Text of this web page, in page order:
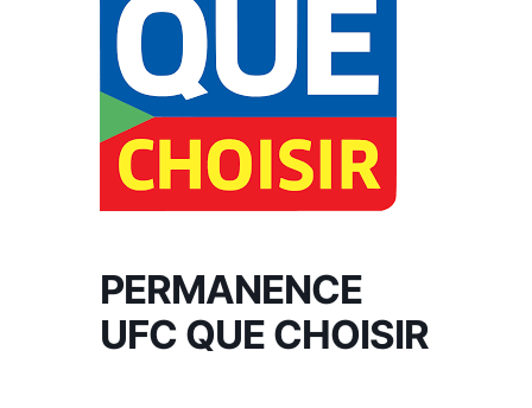
PERMANENCE
UFC QUE CHOISIR